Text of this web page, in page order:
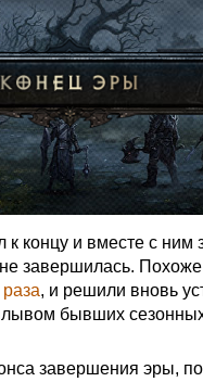
концу и вместе с
завершилась.
, и решили вновь
бывших
завершения эры,